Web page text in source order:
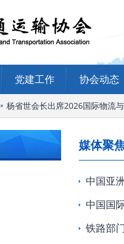
党建工作 协会动态
杨省世会长出席2026国际物流与
媒体聚
中国亚
中国国
铁路部